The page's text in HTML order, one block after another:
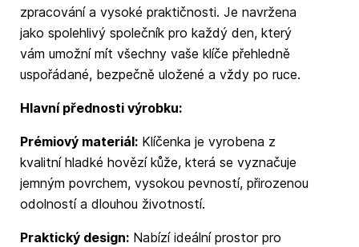
zpracování a vysoké praktičnosti. Je navržena
jako spolehlivý společník pro každý den, který
vám umožní mít všechny vaše klíče přehledně
uspořádané, bezpečně uložené a vždy po ruce.
Hlavní přednosti výrobku:
Prémiový materiál:Klíčenka je vyrobena z
kvalitní hladké hovězí kůže, která se vyznačuje
jemným povrchem, vysokou pevností, přirozenou
odolností a dlouhou životností.
Praktický design:Nabízí ideální prostor pro